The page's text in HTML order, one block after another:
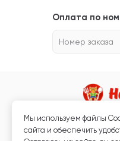
Оплата по
Номер заказа
Магазин кормов
Любая информация,
Мы используем файлы
сайта и обеспечить